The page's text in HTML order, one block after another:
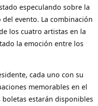
especulando sobre la
evento. La combinación
los cuatro artistas en la
la emoción entre los
cada uno con su
memorables en el
boletas estarán disponibles